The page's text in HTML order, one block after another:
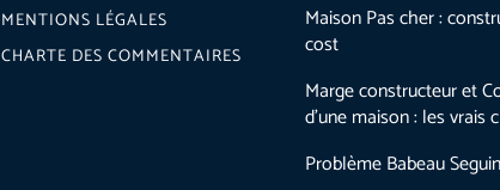
MENTIONS LÉGALES
CHARTE DES COMMENTAIRES
Maison Pas cher :
cost
Marge constructeur et
d’une maison : les vrais
Problème Babeau